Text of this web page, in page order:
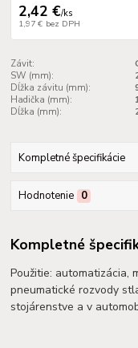
2,42 €/ks
1,97 € bez DPH
Závit:
SW (mm):
Dĺžka závitu (mm):
Hadička (mm):
Dĺžka (mm):
Kompletné špecifikácie
Hodnotenie 0
Kompletné
Použitie: automatizácia,
pneumatické rozvody
stojárenstve a v